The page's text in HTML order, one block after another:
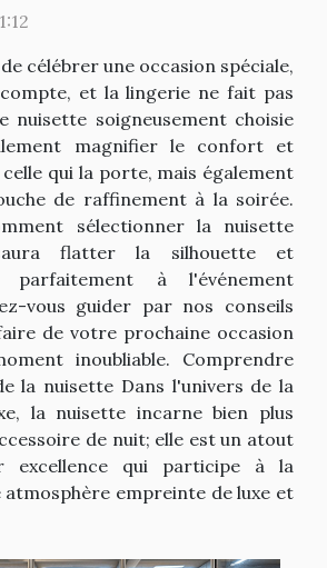
célébrer une occasion spéciale,
et la lingerie ne fait pas
nuisette soigneusement choisie
magnifier le confort et
qui la porte, mais également
de raffinement à la soirée.
sélectionner la nuisette
flatter la silhouette et
parfaitement à l'événement
vous guider par nos conseils
de votre prochaine occasion
inoubliable. Comprendre
la nuisette Dans l'univers de la
la nuisette incarne bien plus
de nuit; elle est un atout
excellence qui participe à la
empreinte de luxe et